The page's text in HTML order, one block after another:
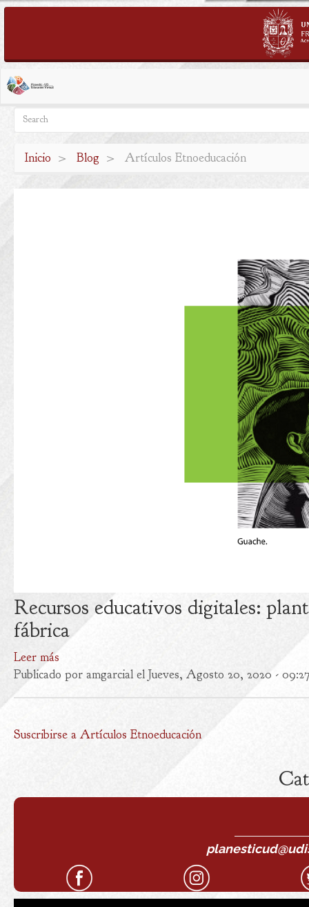
Pasar
al
contenido
principal
Search
Search
Inicio Blog Artículos Etnoeducación
Recursos educativos digitales:
fábrica
Leer más
Publicado por amgarcialel Jueves, Agosto 20, 2020 - 09:27
Suscribirse a Artículos Etnoeducación